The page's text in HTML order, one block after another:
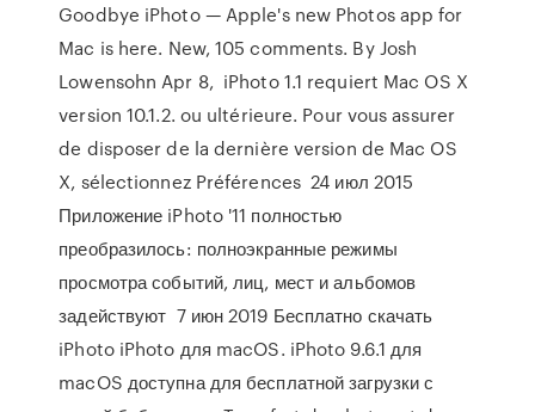
Goodbye iPhoto — Apple's new Photos app for
Mac is here. New, 105 comments. By Josh
Lowensohn Apr 8, iPhoto 1.1 requiert Mac OS X
version 10.1.2. ou ultérieure. Pour vous assurer
de disposer de la dernière version de Mac OS
X, sélectionnez Préférences 24 июл 2015
Приложение iPhoto '11 полностью
преобразилось: полноэкранные режимы
просмотра событий, лиц, мест и альбомов
задействуют 7 июн 2019 Бесплатно скачать
iPhoto iPhoto для macOS. iPhoto 9.6.1 для
macOS доступна для бесплатной загрузки с